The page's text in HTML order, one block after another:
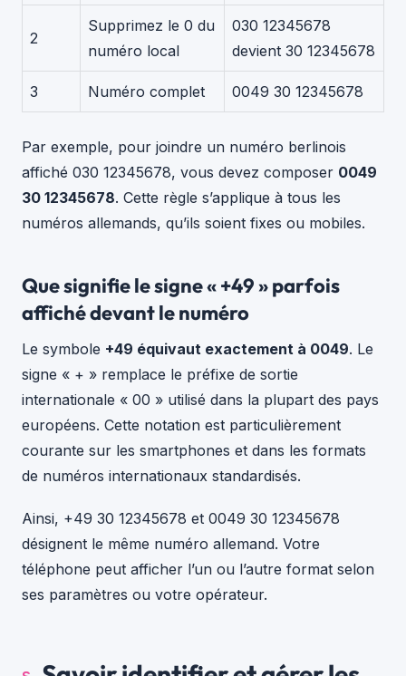
2
Supprimez le 0 du
numéro local
030 12345678
devient 30 12345678
3 Numéro complet 0049 30 12345678
Par exemple, pour joindre un numéro berlinois
affiché 030 12345678, vous devez composer 0049
30 12345678. Cette règle s’applique à tous les
numéros allemands, qu’ils soient fixes ou mobiles.
Que signifie le signe « +49 » parfois
affiché devant le numéro
Le symbole +49 équivaut exactement à 0049. Le
signe « + » remplace le préfixe de sortie
internationale « 00 » utilisé dans la plupart des pays
européens. Cette notation est particulièrement
courante sur les smartphones et dans les formats
de numéros internationaux standardisés.
Ainsi, +49 30 12345678 et 0049 30 12345678
désignent le même numéro allemand. Votre
téléphone peut afficher l’un ou l’autre format selon
ses paramètres ou votre opérateur.